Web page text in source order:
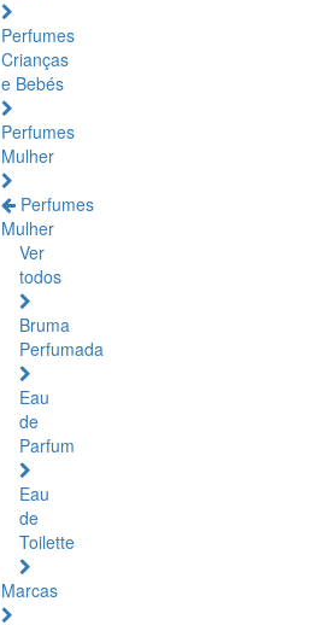
Perfumes
Crianças
e Bebés
Perfumes
Mulher
Perfumes
Mulher
Ver
todos
Bruma
Perfumada
Eau
de
Parfum
Eau
de
Toilette
Marcas